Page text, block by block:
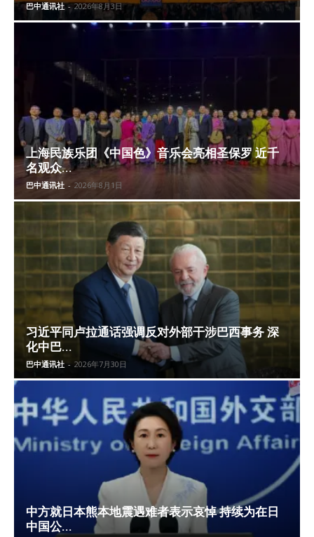
巴中通讯社 - 2026年8月3日
上海民族乐团《中国色》音乐会亮相圣保罗 近千
名观众...
巴中通讯社 - 2026年8月1日
习近平同卢拉通话强调反对外部干涉巴西事务 深
化中巴...
巴中通讯社 - 2026年7月30日
中方就日本熊本地震遇难者表示哀悼 持续为在日
中国公...